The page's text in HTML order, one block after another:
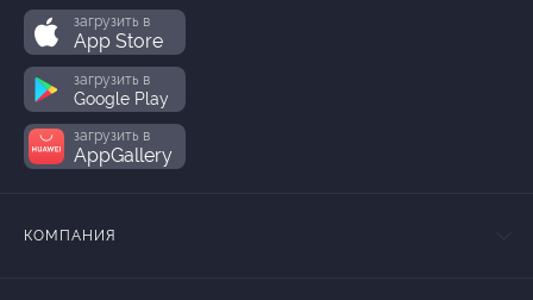
загрузить в
App Store
загрузить в
Google Play
загрузить в
AppGallery
КОМПАНИЯ